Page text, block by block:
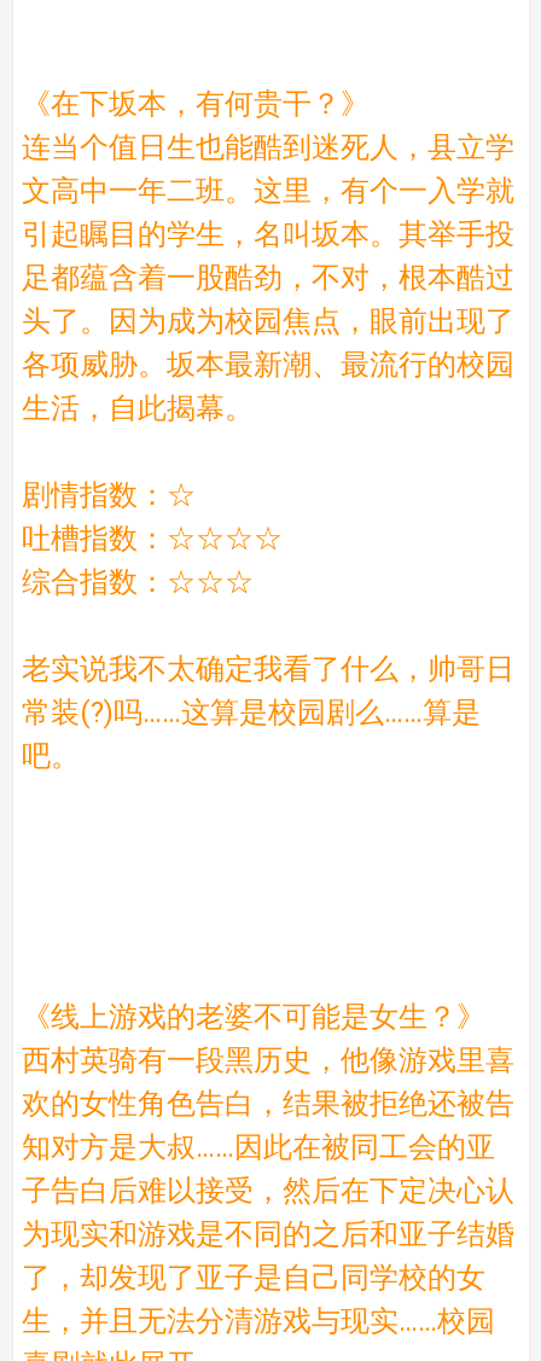
《在下坂本，有何贵干？》
连当个值日生也能酷到迷死人，县立学
文高中一年二班。这里，有个一入学就
引起瞩目的学生，名叫坂本。其举手投
足都蕴含着一股酷劲，不对，根本酷过
头了。因为成为校园焦点，眼前出现了
各项威胁。坂本最新潮、最流行的校园
生活，自此揭幕。
剧情指数：☆
吐槽指数：☆☆☆☆
综合指数：☆☆☆
老实说我不太确定我看了什么，帅哥日
常装(?)吗……这算是校园剧么……算是
吧。
《线上游戏的老婆不可能是女生？》
西村英骑有一段黑历史，他像游戏里喜
欢的女性角色告白，结果被拒绝还被告
知对方是大叔……因此在被同工会的亚
子告白后难以接受，然后在下定决心认
为现实和游戏是不同的之后和亚子结婚
了，却发现了亚子是自己同学校的女
生，并且无法分清游戏与现实……校园